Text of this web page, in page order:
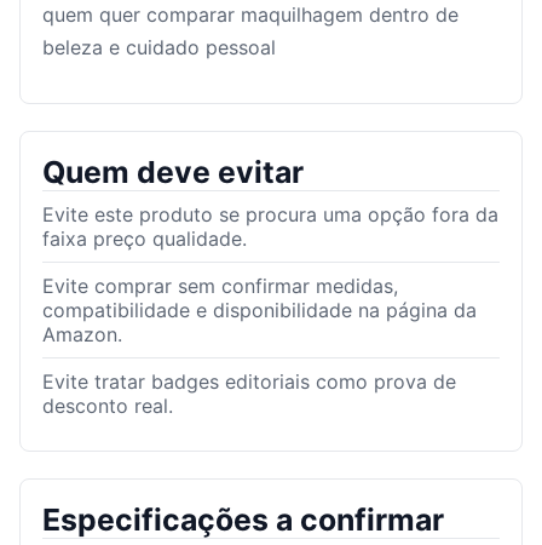
quem quer comparar maquilhagem dentro de
beleza e cuidado pessoal
Quem deve evitar
Evite este produto se procura uma opção fora da
faixa preço qualidade.
Evite comprar sem confirmar medidas,
compatibilidade e disponibilidade na página da
Amazon.
Evite tratar badges editoriais como prova de
desconto real.
Especificações a confirmar